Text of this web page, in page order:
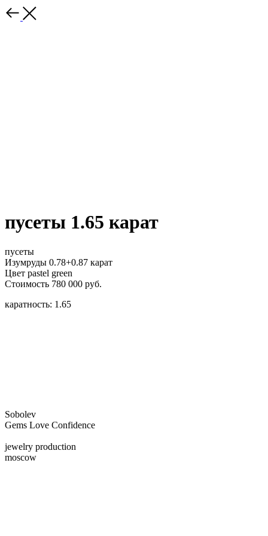
пусеты 1.65 карат
пусеты
Изумруды 0.78+0.87 карат
Цвет pastel green
Стоимость 780 000 руб.
каратность: 1.65
Sobolev
Gems Love Confidence
jewelry production
moscow